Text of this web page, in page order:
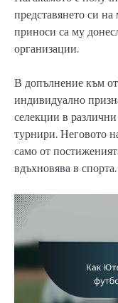
представянето си
приноси са му
организации.
В допълнение към
индивидуално
селекции в
турнири. Неговото
само от
вдъхновява в спорта.